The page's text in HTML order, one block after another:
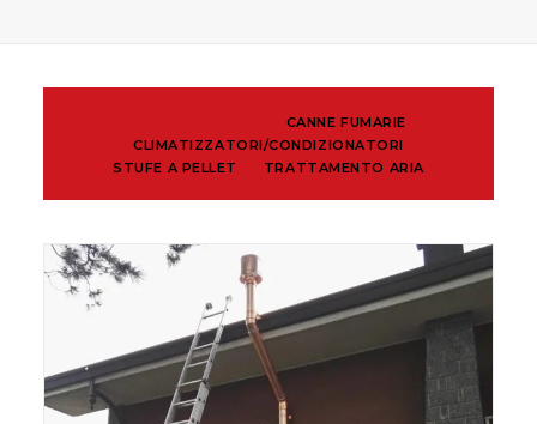
CANNE FUMARIE
CLIMATIZZATORI/CONDIZIONATORI
STUFE A PELLET
TRATTAMENTO ARIA